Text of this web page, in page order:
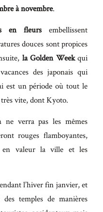
à novembre.
en fleursembellissent
douces sont propices
la Golden Weekqui
des japonais qui
est un période où tout le
très vite, dont Kyoto.
ne verra pas les mêmes
rouges flamboyantes,
en valeur la ville et les
l’hiver fin janvier, et
temples de manières